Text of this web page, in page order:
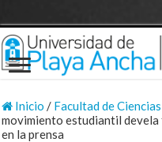
Inicio / Facultad de
movimiento estudiantil
en la prensa